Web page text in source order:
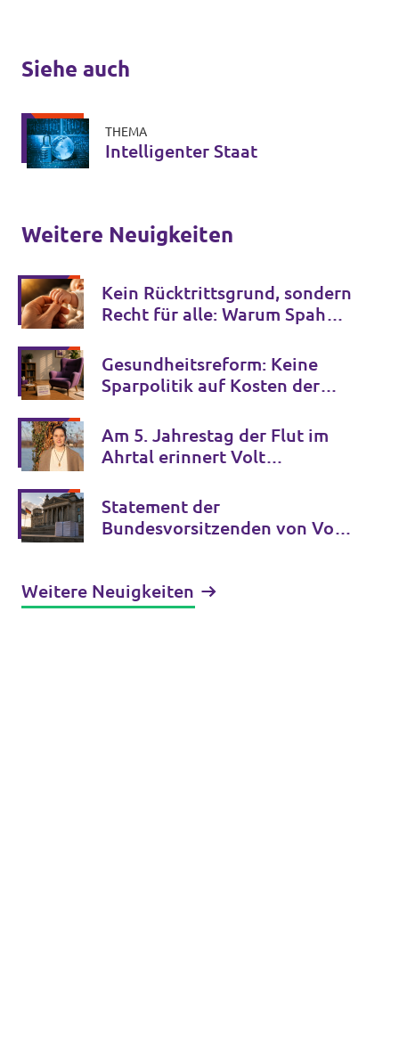
Siehe auch
THEMA
Intelligenter Staat
Weitere Neuigkeiten
Kein Rücktrittsgrund, sondern
Recht für alle: Warum Spahns
bleiben darf
Gesundheitsreform: Keine
Sparpolitik auf Kosten der
Am 5. Jahrestag der Flut im
Ahrtal erinnert Volt
Klimakrise und fordert
entschlossenes Handeln
Statement der
Bundesvorsitzenden von Volt
Weitere Neuigkeiten